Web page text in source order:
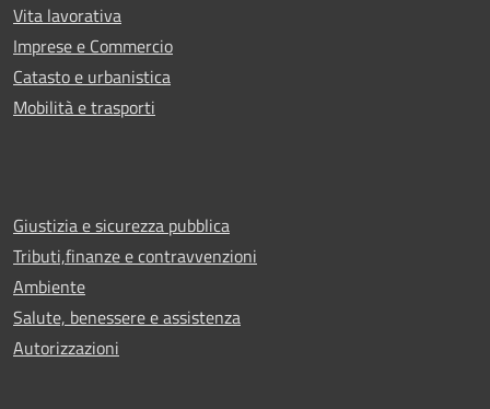
Vita lavorativa
Imprese e Commercio
Catasto e urbanistica
Mobilità e trasporti
Giustizia e sicurezza pubblica
Tributi,finanze e contravvenzioni
Ambiente
Salute, benessere e assistenza
Autorizzazioni